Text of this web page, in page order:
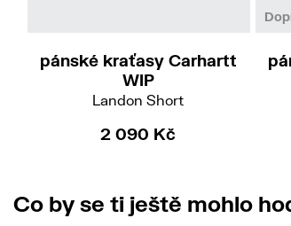
pánské kraťasy Carhartt
WIP
Landon Short
2 090 Kč
Co by se ti ještě mohlo